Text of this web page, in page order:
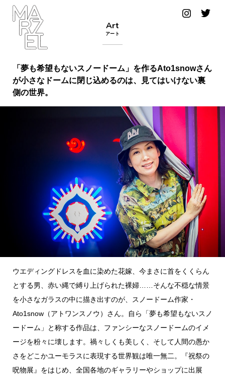
フィ
デザ
コンゴ
ブカ
チャ
古着
屋十四
才
阪
Art
アート
「夢も希望もないスノードーム」を作るAto1snowさん
が小さなドームに閉じ込めるのは、見てはいけない裏
側の世界。
ウエディングドレスを血に染めた花嫁、今まさに首をくくらん
とする男、赤い縄で縛り上げられた裸婦……そんな不穏な情景
を小さなガラスの中に描き出すのが、スノードーム作家・
Ato1snow（アトワンスノウ）さん。自ら「夢も希望もないスノ
ードーム」と称する作品は、ファンシーなスノードームのイメ
ージを粉々に壊します。禍々しくも美しく、そして人間の愚か
さをどこかユーモラスに表現する世界観は唯一無二。『祝祭の
呪物展』をはじめ、全国各地のギャラリーやショップに出展